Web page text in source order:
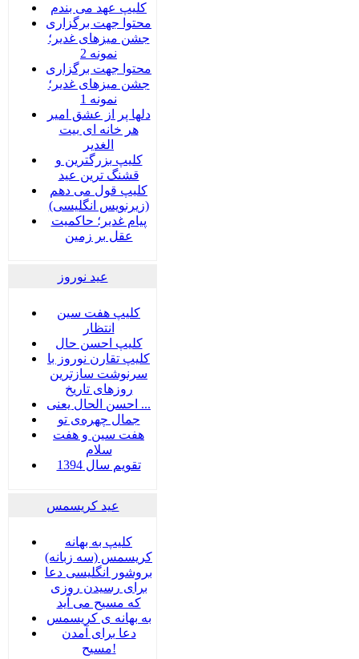
کلیپ عهد می بندم
محتوا جهت برگزاری
جشن میزهای غدیر؛
نمونه 2
محتوا جهت برگزاری
جشن میزهای غدیر؛
نمونه 1
دلها پر از عشق امیر
هر خانه ای بیت
الغدیر
کلیپ بزرگترین و
قشنگ ترین عید
کلیپ قول می دهم
(زیرنویس انگلیسی)
پیام غدیر؛ حاکمیت
عقل بر زمین
عید نوروز
کلیپ هفت سین
انتظار
کلیپ احسن حال
کلیپ تقارن نوروز با
سرنوشت سازترین
روزهای تاریخ
احسن الحال یعنی ...
جمال چهره‌ی تو
هفت سين و هفت
سلام
تقویم سال 1394
عید کریسمس
کلیپ به بهانه
کریسمس (سه زبانه)
بروشور انگلیسی دعا
برای رسیدن روزی
که مسیح می آید
به بهانه ی کریسمس
دعا برای آمدن
مسیح!